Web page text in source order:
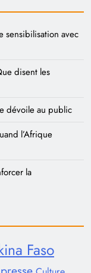
sensibilisation avec
disent les
dévoile au public
l’Afrique
la
Faso